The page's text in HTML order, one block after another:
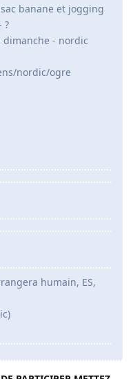
banane et jogging
?
dimanche - nordic
nordic/ogre
humain, ES,